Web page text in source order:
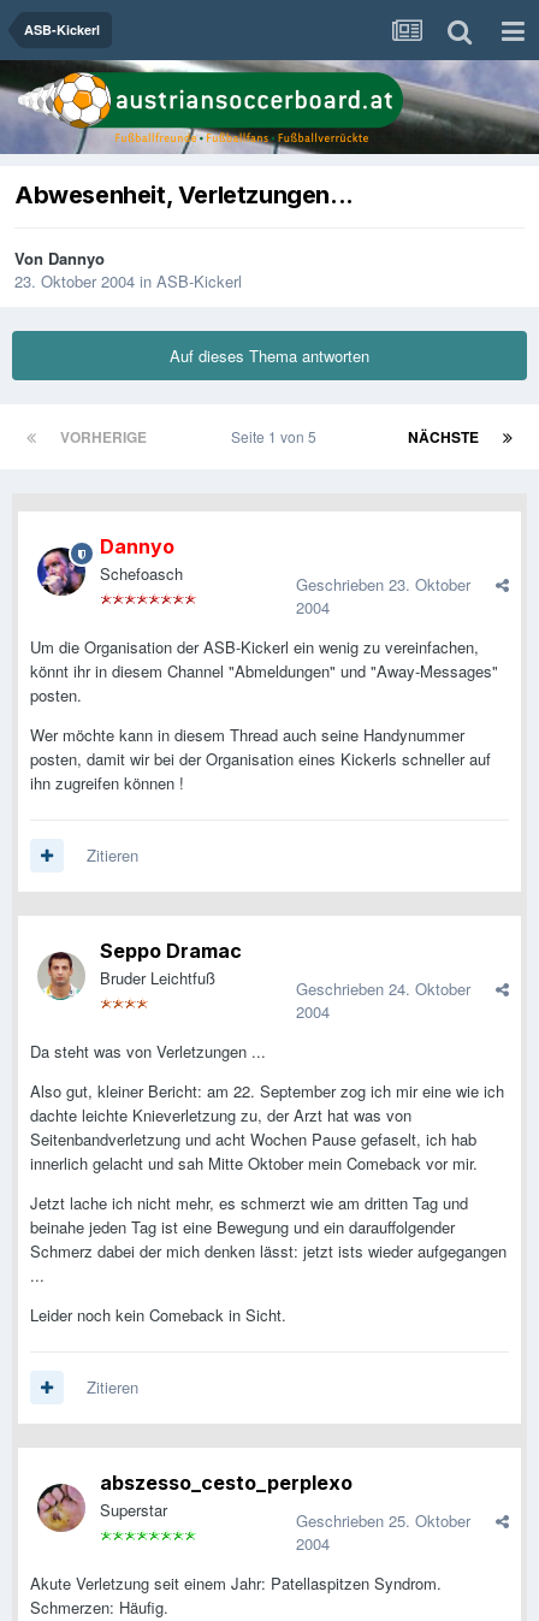
ASB-Kickerl
Abwesenheit, Verletzungen...
Von Dannyo
23. Oktober 2004 in ASB-Kickerl
Auf dieses Thema antworten
VORHERIGE NÄCHSTE
Seite 1 von 5
Dannyo
Schefoasch Geschrieben 23. Oktober
2004
Um die Organisation der ASB-Kickerl ein wenig zu vereinfachen,
könnt ihr in diesem Channel "Abmeldungen" und "Away-Messages"
posten.
Wer möchte kann in diesem Thread auch seine Handynummer
posten, damit wir bei der Organisation eines Kickerls schneller auf
ihn zugreifen können !
Zitieren
Seppo Dramac
Bruder Leichtfuß Geschrieben 24. Oktober
2004
Da steht was von Verletzungen ...
Also gut, kleiner Bericht: am 22. September zog ich mir eine wie ich
dachte leichte Knieverletzung zu, der Arzt hat was von
Seitenbandverletzung und acht Wochen Pause gefaselt, ich hab
innerlich gelacht und sah Mitte Oktober mein Comeback vor mir.
Jetzt lache ich nicht mehr, es schmerzt wie am dritten Tag und
beinahe jeden Tag ist eine Bewegung und ein darauffolgender
Schmerz dabei der mich denken lässt: jetzt ists wieder aufgegangen
...
Leider noch kein Comeback in Sicht.
Zitieren
abszesso_cesto_perplexo
Superstar Geschrieben 25. Oktober
2004
Akute Verletzung seit einem Jahr: Patellaspitzen Syndrom.
Schmerzen: Häufig.